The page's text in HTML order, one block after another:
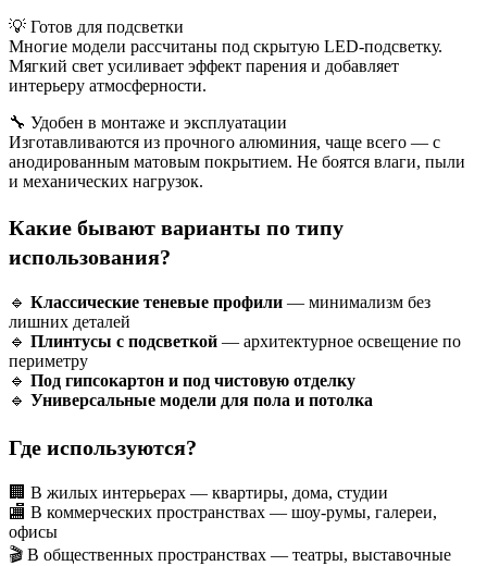
💡 Готов для подсветки
Многие модели рассчитаны под скрытую LED-подсветку.
Мягкий свет усиливает эффект парения и добавляет
интерьеру атмосферности.
🔧 Удобен в монтаже и эксплуатации
Изготавливаются из прочного алюминия, чаще всего — с
анодированным матовым покрытием. Не боятся влаги, пыли
и механических нагрузок.
Какие бывают варианты по типу
использования?
🔹 Классические теневые профили — минимализм без
лишних деталей
🔹 Плинтусы с подсветкой — архитектурное освещение по
периметру
🔹 Под гипсокартон и под чистовую отделку
🔹 Универсальные модели для пола и потолка
Где используются?
🏢 В жилых интерьерах — квартиры, дома, студии
🏬 В коммерческих пространствах — шоу-румы, галереи,
офисы
🎬 В общественных пространствах — театры, выставочные